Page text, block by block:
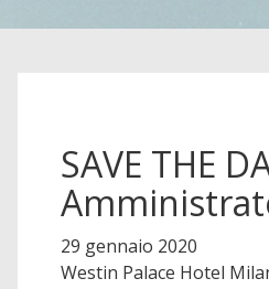
SAVE THE
29 gennaio 2020
Westin Palace Hotel